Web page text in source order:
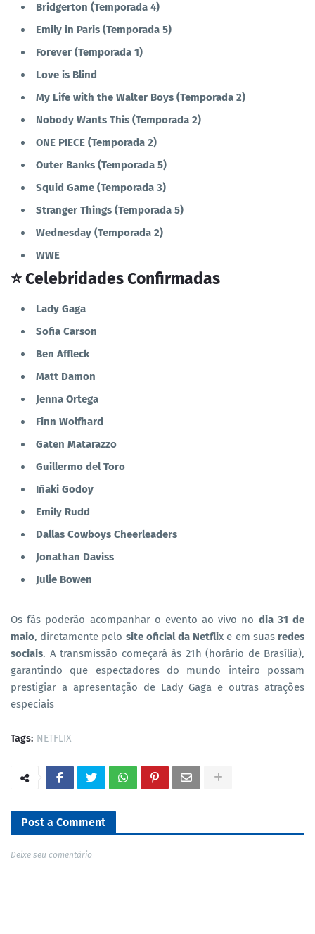
Bridgerton (Temporada 4)
Emily in Paris (Temporada 5)
Forever (Temporada 1)
Love is Blind
My Life with the Walter Boys (Temporada 2)
Nobody Wants This (Temporada 2)
ONE PIECE (Temporada 2)
Outer Banks (Temporada 5)
Squid Game (Temporada 3)
Stranger Things (Temporada 5)
Wednesday (Temporada 2)
WWE
⭐ Celebridades Confirmadas
Lady Gaga
Sofia Carson
Ben Affleck
Matt Damon
Jenna Ortega
Finn Wolfhard
Gaten Matarazzo
Guillermo del Toro
Iñaki Godoy
Emily Rudd
Dallas Cowboys Cheerleaders
Jonathan Daviss
Julie Bowen
Os fãs poderão acompanhar o evento ao vivo no dia 31 de
maio, diretamente pelo site oficial da Netflix e em suas redes
sociais. A transmissão começará às 21h (horário de Brasília),
garantindo que espectadores do mundo inteiro possam
prestigiar a apresentação de Lady Gaga e outras atrações
especiais
Tags: NETFLIX
Post a Comment
Deixe seu comentário